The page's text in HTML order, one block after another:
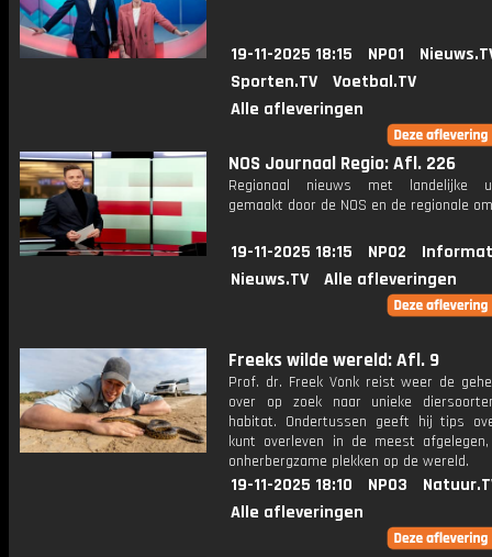
19-11-2025 18:15 NPO1
Sporten.TV
Voetbal.TV
Alle afleveringen
NOS Journaal Regio: Afl. 226
Regionaal nieuws met landelijke
gemaakt door de NOS en de regionale
19-11-2025 18:15 NPO2
Nieuws.TV
Alle afleveringen
Freeks wilde wereld: Afl. 9
Prof. dr. Freek Vonk reist weer de
over op zoek naar unieke
habitat. Ondertussen geeft hij tips
kunt overleven in de meest
onherbergzame plekken op de wereld.
19-11-2025 18:10 NPO3
Alle afleveringen